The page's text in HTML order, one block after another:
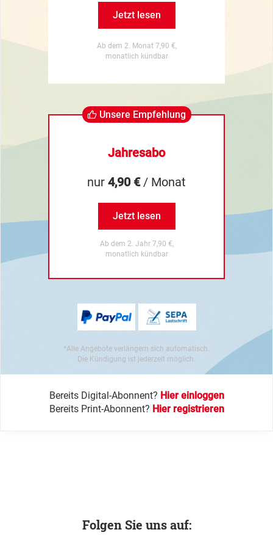
Jetzt lesen
Ab dem 2. Monat 7,90 €,
monatlich kündbar
Unsere Empfehlung
Jahresabo
nur 4,90 €/ Monat
Jetzt lesen
Ab dem 2. Jahr 7,90 €,
monatlich kündbar
*Alle Angebote verlängern sich automatisch.
Die Kündigung ist jederzeit möglich.
Bereits Digital-Abonnent? Hier einloggen
Bereits Print-Abonnent? Hier registrieren
Folgen Sie uns auf: